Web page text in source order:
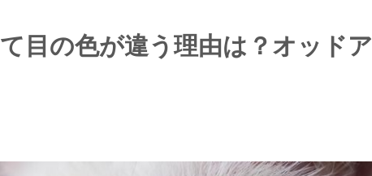
目の色が違う理由は？オッドア